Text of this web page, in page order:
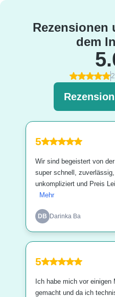
Rezensionen
dem
5
Wir sind begeistert von
super schnell,
unkompliziert und Preis
Mehr
DB Darinka Ba
5
Ich habe mich vor
gemacht und da ich